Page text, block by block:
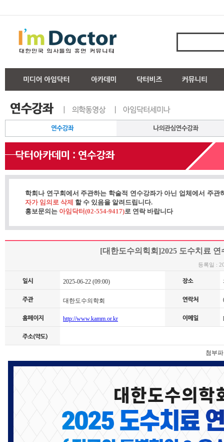
학회나 연구회에서 주관하는 학술적 연수강좌가 아닌 업체에서 주
자가 임의로 삭제 할 수 있음을 알려드립니다.
홍보문의는 아임닥터(02-554-9417)로 연락 바랍니다
[대한도수의힉회]2025 도수치료 연
등록일 :
2025-06-22 (09:00)
대한도수의학회
http://www.kamm.or.kr
첨부